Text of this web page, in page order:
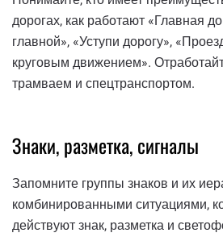
дорогах, как работают «Главная
главной», «Уступи дорогу»,
круговым движением».
трамваем и спецтранспортом.
Знаки, разметка, сигналы
Запомните группы знаков и их
комбинированными ситуациями,
действуют знак, разметка и